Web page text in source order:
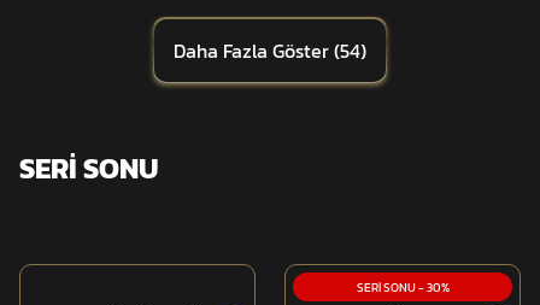
Daha Fazla Göster(54)
SERİ SONU
SERİ SONU-30%